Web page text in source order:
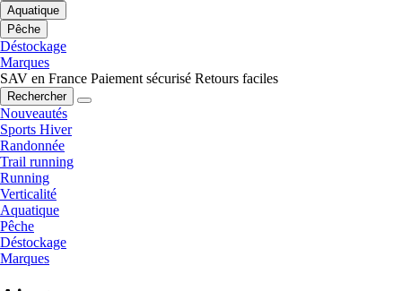
Aquatique
Pêche
Déstockage
Marques
SAV en France Paiement sécurisé Retours faciles
Rechercher
Nouveautés
Sports Hiver
Randonnée
Trail running
Running
Verticalité
Aquatique
Pêche
Déstockage
Marques